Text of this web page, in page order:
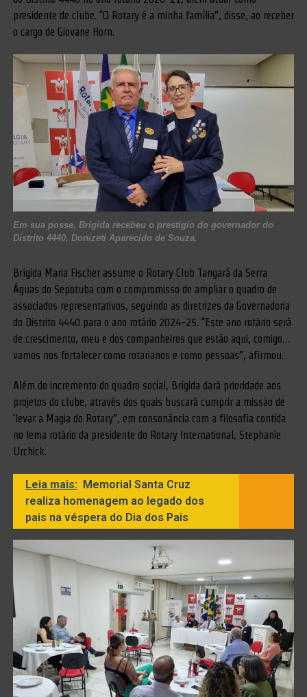
presidente de clube. “O Rotary é a minha família”, disse, ao receber
o cargo de Giovane Horn.
Em sua posse, Brígida recebeu o prestígio do governador do
Distrito 4440, Donizeti Aparecido de Souza.
Brígida Maria Fischer assume o Rotary Club Tangará da Serra
Águas do Sepotuba com o compromisso de ampliar o quadro de
associados representativos, seguindo as diretrizes da Governadoria
do Distrito 4440 para o ano rotário 2024-25. “Este ano rotário será
de crescimento, meu e dos companheiros que estão aqui, comigo…
vamos nos fortalecer como rotarianos e como pessoas”, afirmou.
Além do incremento do quadro social, Brígida dará prioridade aos
projetos do clube, através dos quais buscará cumprir a missão de
‘levar a Magia do Rotary”, em consonância com a filosofia contida
no lema rotário da presidente do Rotary International, Stephanie
Urchick.
Leia mais: Memorial Santa Cruz
realiza homenagem ao legado dos
pais na véspera do Dia dos Pais